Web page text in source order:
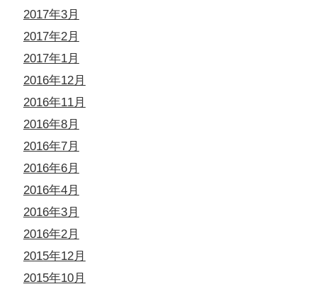
2017年3月
2017年2月
2017年1月
2016年12月
2016年11月
2016年8月
2016年7月
2016年6月
2016年4月
2016年3月
2016年2月
2015年12月
2015年10月